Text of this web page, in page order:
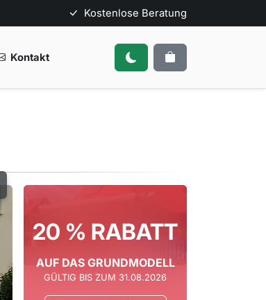
Kostenlose Beratung
Kontakt
20 % RABATT
AUF DAS GRUNDMODELL
GÜLTIG BIS ZUM 31.08.2026